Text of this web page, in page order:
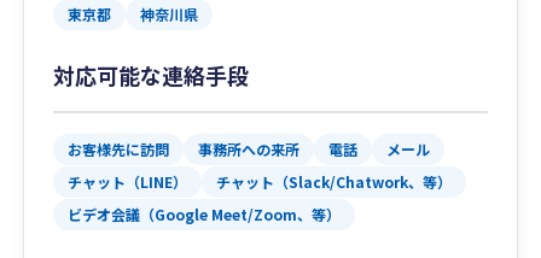
東京都 神奈川県
対応可能な連絡手段
お客様先に訪問 事務所への来所 電話
メール
チャット（LINE）
チャット（Slack/Chatwork、等）
ビデオ会議（Google Meet/Zoom、等）